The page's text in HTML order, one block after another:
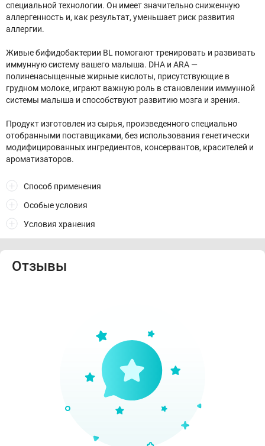
специальной технологии. Он имеет значительно сниженную
аллергенность и, как результат, уменьшает риск развития
аллергии.
Живые бифидобактерии BL помогают тренировать и развивать
иммунную систему вашего малыша. DHA и ARA —
полиненасыщенные жирные кислоты, присутствующие в
грудном молоке, играют важную роль в становлении иммунной
системы малыша и способствуют развитию мозга и зрения.
Продукт изготовлен из сырья, произведенного специально
отобранными поставщиками, без использования генетически
модифицированных ингредиентов, консервантов, красителей и
ароматизаторов.
Способ применения
Особые условия
Условия хранения
Отзывы